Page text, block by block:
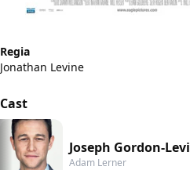
Regia
Jonathan Levine
Cast
Joseph Gordon-
Adam Lerner